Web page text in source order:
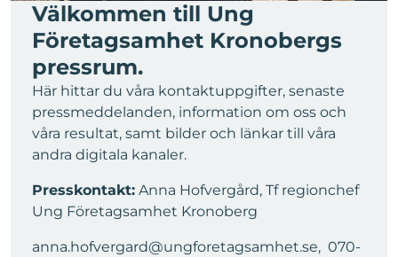
Välkommen till Ung
Företagsamhet Kronobergs
pressrum.
Här hittar du våra kontaktuppgifter, senaste
pressmeddelanden, information om oss och
våra resultat, samt bilder och länkar till våra
andra digitala kanaler.
Presskontakt: Anna Hofvergård, Tf regionchef
Ung Företagsamhet Kronoberg
anna.hofvergard@ungforetagsamhet.se, 070-